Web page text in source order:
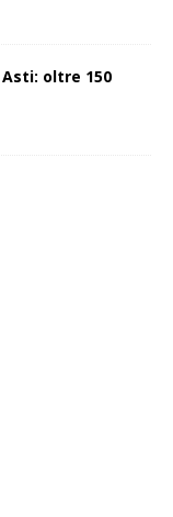
oltre 150